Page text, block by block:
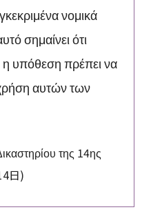
νομικά
σημαίνει ότι
η υπόθεση πρέπει να
αυτών των
της 14ης
日)